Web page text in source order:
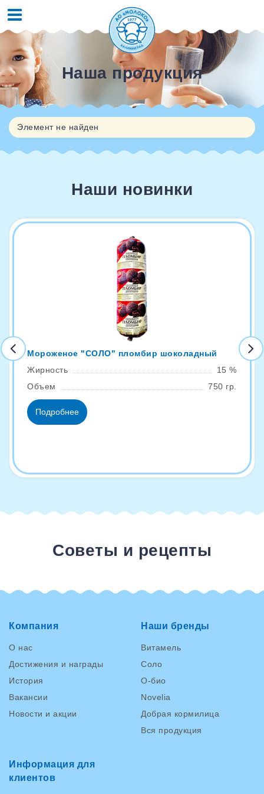
Наша продукция
Элемент не найден
Наши новинки
Мороженое "СОЛО" пломбир шоколадный
Жирность
15 %
Объем
750 гр.
Подробнее
Советы и рецепты
Компания
О нас
Достижения и награды
История
Вакансии
Новости и акции
Наши бренды
Витамель
Соло
О-био
Novelia
Добрая кормилица
Вся продукция
Информация для
клиентов